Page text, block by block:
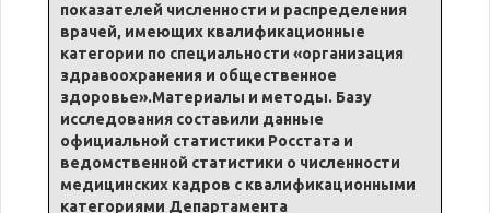
показателей численности и распределения
врачей, имеющих квалификационные
категории по специальности «организация
здравоохранения и общественное
здоровье».Материалы и методы. Базу
исследования составили данные
официальной статистики Росстата и
ведомственной статистики о численности
медицинских кадров с квалификационными
категориями Департамента